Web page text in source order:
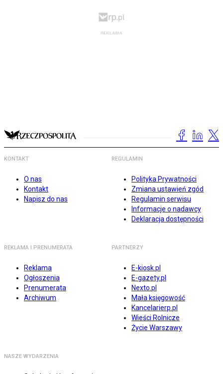
KONTAKT
O nas
Kontakt
Napisz do nas
REGULAMIN
Polityka Prywatności
Zmiana ustawień zgód
Regulamin serwisu
Informacje o nadawcy
Deklaracja dostępności
REKLAMA I PRENUMERATA
Reklama
Ogłoszenia
Prenumerata
Archiwum
PARTNERZY
E-kiosk.pl
E-gazety.pl
Nexto.pl
Mała księgowość
Kancelarierp.pl
Wieści Rolnicze
Życie Warszawy
NASZE WYDARZENIA